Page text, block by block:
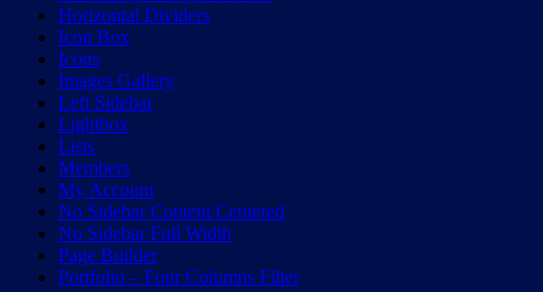
Horizontal Dividers
Icon Box
Icons
Images Gallery
Left Sidebar
Lightbox
Lists
Members
My Account
No Sidebar Content Centered
No Sidebar Full Width
Page Builder
Portfolio – Four Columns Filter